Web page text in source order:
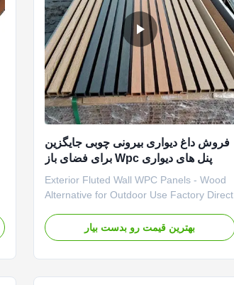
فروش داغ دیواری بیرونی چوبی جایگزین
پنل های دیواری Wpc برای فضای باز
Exterior Fluted Wall WPC Panels - Wood
Alternative for Outdoor Use Factory Direct
we provide factory-direct pricing and
stable product quality. Our efficient
بهترین قیمت رو بدست بیار